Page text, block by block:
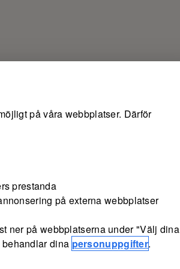
på våra webbplatser. Därför
prestanda
på externa webbplatser
ner på webbplatserna under "Välj dina
dina personuppgifter.